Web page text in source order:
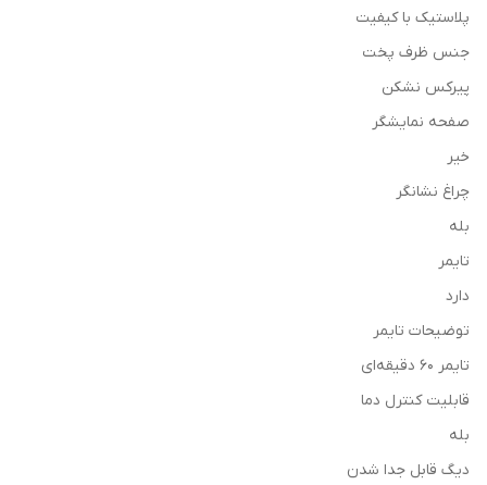
پلاستیک با کیفیت
جنس ظرف پخت
پیرکس نشکن
صفحه نمایشگر
خیر
چراغ نشانگر
بله
تایمر
دارد
توضیحات تایمر
تایمر 60 دقیقه‌ای
قابلیت کنترل دما
بله
دیگ قابل جدا شدن